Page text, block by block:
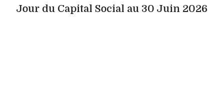
Jour du Capital Social au 30 Juin 2026